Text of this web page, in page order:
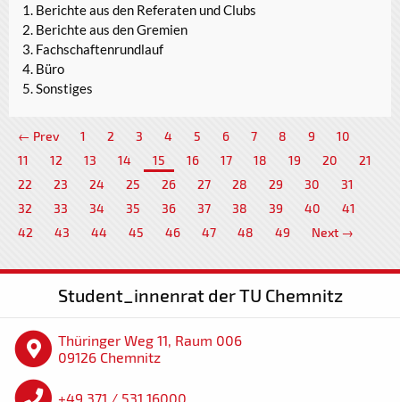
Berichte aus den Referaten und Clubs
Berichte aus den Gremien
Fachschaftenrundlauf
Büro
Sonstiges
← Prev 1 2 3 4 5 6 7 8 9
10
11
12 13 14 15 16 17 18 19 20
21
22
23 24 25 26 27 28 29 30
31
32
33 34 35 36 37 38 39 40
41
42
43 44 45 46 47 48 49 Next →
Student_innenrat der TU Chemnitz
Thüringer Weg 11, Raum 006
09126 Chemnitz
+49 371 / 531 16000